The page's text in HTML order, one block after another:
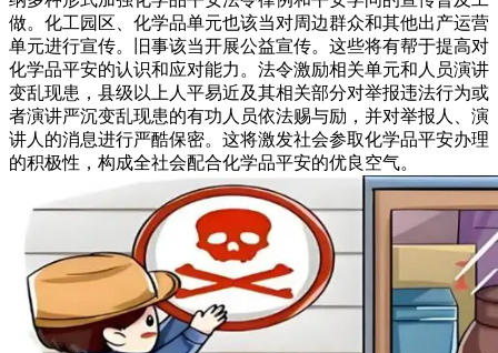
做。化工园区、化学品单元也该当对周边群众和其他出产运营
单元进行宣传。旧事该当开展公益宣传。这些将有帮于提高对
化学品平安的认识和应对能力。法令激励相关单元和人员演讲
变乱现患，县级以上人平易近及其相关部分对举报违法行为或
者演讲严沉变乱现患的有功人员依法赐与励，并对举报人、演
讲人的消息进行严酷保密。这将激发社会参取化学品平安办理
的积极性，构成全社会配合化学品平安的优良空气。